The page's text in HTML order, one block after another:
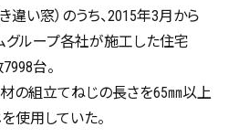
い窓）のうち、2015年3月から
グループ各社が施工した住宅
台。
の組立てねじの長さを65㎜以上
使用していた。